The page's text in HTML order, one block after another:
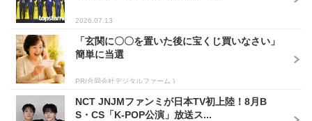
2026.07.13
「玄関に〇〇を置いた後に宝くじ買いなさい」
簡単に当選
PR(合同会社デジタルファーム )
NCT JNJMファンミが日本TV初上陸！8月B
S・CS「K-POP公演」放送ス...